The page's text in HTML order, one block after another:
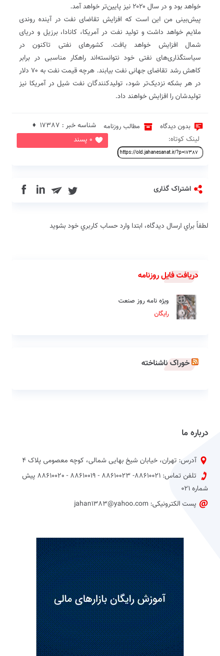
خواهد بود و در سال ۲۰۲۰ نیز پایین‌تر خواهد آمد.
پیش‌بینی من این است که افزایش تقاضای نفت در آینده روندی
ملایم خواهد داشت و تولید نفت در آمریکا، کانادا، برزیل و دریای
شمال افزایش خواهد یافت. کشورهای نفتی تاکنون در
سیاستگذاری‌های نفتی خود نتوانسته‌اند راهکار مناسبی در برابر
کاهش رشد تقاضای جهانی نفت بیابند. هرچه قیمت نفت به ۷۰ دلار
در هر بشکه نزدیک‌تر شود، تولیدکنندگان نفت شیل در آمریکا نیز
تولیدشان را افزایش خواهند داد.
بدون دیدگاه مطالب روزنامه
0 پسند
شناسه خبر : 17387 ♦
لینک کوتاه:
اشتراک گذاری in
لطفاً براي ارسال دیدگاه، ابتدا وارد حساب كاربري خود بشويد
دریافت فایل روزنامه
ویژه نامه روز صنعت
رایگان
خوراک ناشناخته
درباره ما
آدرس: تهران، خیابان شیخ بهایی شمالی، کوچه معصومی پلاک 4
تلفن تماس: 88610021- 88610023 - 88610019 - 88610020 پیش
شماره 021
پست الکترونیکی: jahan1383@yahoo.com